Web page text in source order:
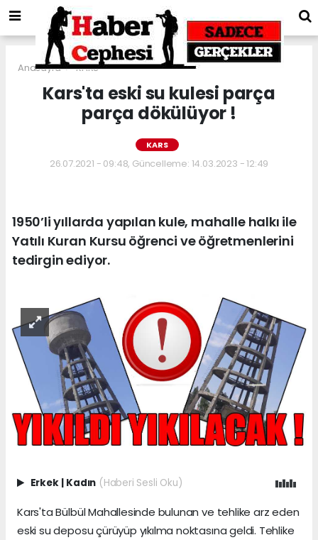
Anasayfa KARS
Kars'ta eski su kulesi parça
parça dökülüyor !
KARS
26.07.2021 - 09:48, Güncelleme: 14.03.2023 - 12:49
1950’li yıllarda yapılan kule, mahalle halkı ile
Yatılı Kuran Kursu öğrenci ve öğretmenlerini
tedirgin ediyor.
Erkek Kadın (Haberi Sesli Oku)
Kars'ta Bülbül Mahallesinde bulunan ve tehlike arz eden
eski su deposu çürüyüp yıkılma noktasına geldi. Tehlike